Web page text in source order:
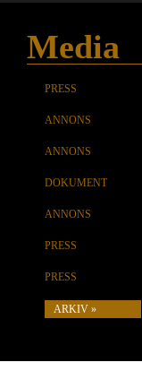
Media
PRESS
ANNONS
ANNONS
DOKUMENT
ANNONS
PRESS
PRESS
ARKIV »